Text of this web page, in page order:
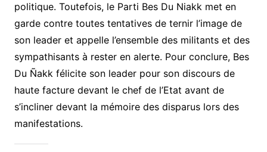
politique. Toutefois, le Parti Bes Du Niakk met en
garde contre toutes tentatives de ternir l’image de
son leader et appelle l’ensemble des militants et des
sympathisants à rester en alerte. Pour conclure, Bes
Du Ñakk félicite son leader pour son discours de
haute facture devant le chef de l’Etat avant de
s’incliner devant la mémoire des disparus lors des
manifestations.